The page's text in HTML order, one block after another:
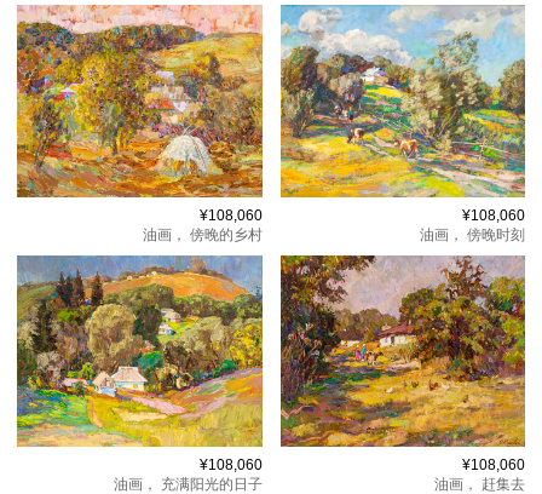
¥108,060
油画， 傍晚的乡村
¥108,060
油画， 傍晚时刻
¥108,060
油画，
充满阳光的日子
¥108,060
油画，
赶集去